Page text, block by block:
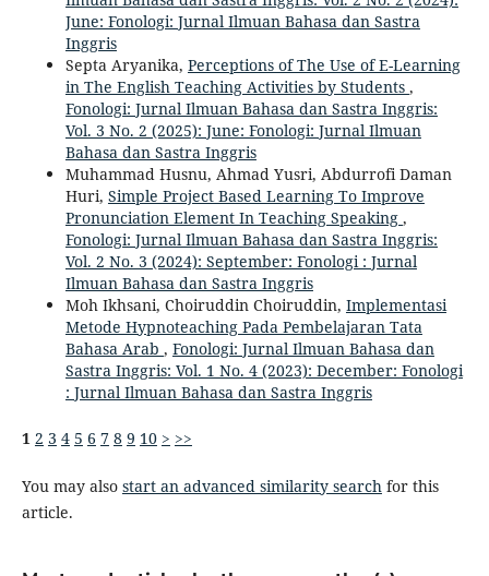
June: Fonologi: Jurnal Ilmuan Bahasa dan Sastra
Inggris
Septa Aryanika, Perceptions of The Use of E-Learning
in The English Teaching Activities by Students ,
Fonologi: Jurnal Ilmuan Bahasa dan Sastra Inggris:
Vol. 3 No. 2 (2025): June: Fonologi: Jurnal Ilmuan
Bahasa dan Sastra Inggris
Muhammad Husnu, Ahmad Yusri, Abdurrofi Daman
Huri, Simple Project Based Learning To Improve
Pronunciation Element In Teaching Speaking ,
Fonologi: Jurnal Ilmuan Bahasa dan Sastra Inggris:
Vol. 2 No. 3 (2024): September: Fonologi : Jurnal
Ilmuan Bahasa dan Sastra Inggris
Moh Ikhsani, Choiruddin Choiruddin, Implementasi
Metode Hypnoteaching Pada Pembelajaran Tata
Bahasa Arab , Fonologi: Jurnal Ilmuan Bahasa dan
Sastra Inggris: Vol. 1 No. 4 (2023): December: Fonologi
: Jurnal Ilmuan Bahasa dan Sastra Inggris
1 2 3 4 5 6 7 8 9 10 > >>
You may also start an advanced similarity search for this
article.